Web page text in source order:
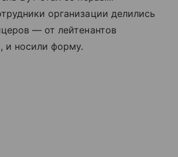
организации делились
— от лейтенантов
и носили форму.